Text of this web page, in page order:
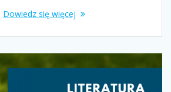
Dowiedz się więcej